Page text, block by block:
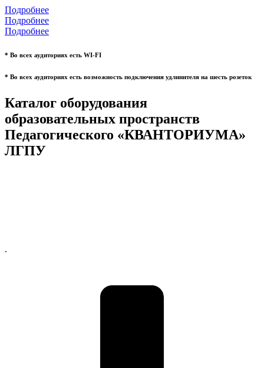
Подробнее
Подробнее
Подробнее
* Во всех аудиториях есть WI-FI
* Во всех аудиториях есть возможность подключения удлинителя на шесть розеток
Каталог оборудования
образовательных пространств
Педагогического «КВАНТОРИУМА»
ЛГПУ
.